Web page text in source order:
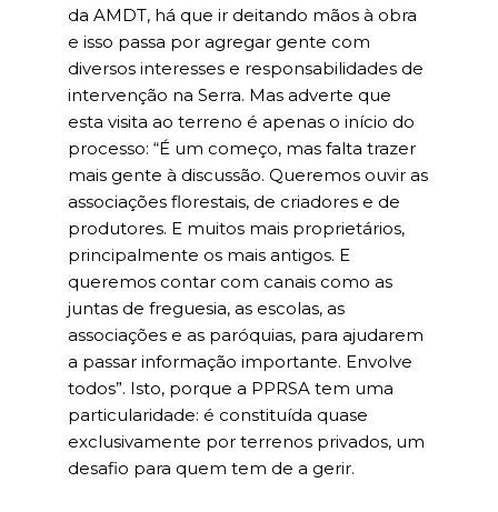
da AMDT, há que ir deitando mãos à obra
e isso passa por agregar gente com
diversos interesses e responsabilidades de
intervenção na Serra. Mas adverte que
esta visita ao terreno é apenas o início do
processo: “É um começo, mas falta trazer
mais gente à discussão. Queremos ouvir as
associações florestais, de criadores e de
produtores. E muitos mais proprietários,
principalmente os mais antigos. E
queremos contar com canais como as
juntas de freguesia, as escolas, as
associações e as paróquias, para ajudarem
a passar informação importante. Envolve
todos”. Isto, porque a PPRSA tem uma
particularidade: é constituída quase
exclusivamente por terrenos privados, um
desafio para quem tem de a gerir.